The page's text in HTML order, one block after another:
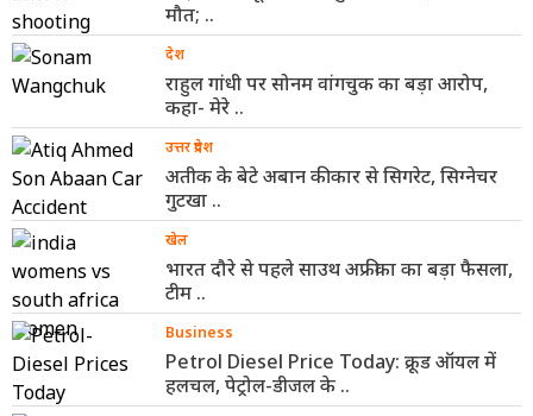
मौत; ..
देश
राहुल गांधी पर सोनम वांगचुक का बड़ा आरोप,
कहा- मेरे ..
उत्तर प्रदेश
अतीक के बेटे अबान की कार से सिगरेट, सिग्नेचर
गुटखा ..
खेल
भारत दौरे से पहले साउथ अफ्रीका का बड़ा फैसला,
टीम ..
Business
Petrol Diesel Price Today: क्रूड ऑयल में
हलचल, पेट्रोल-डीजल के ..